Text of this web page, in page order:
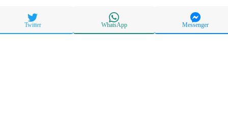
Messenger
WhatsApp
Twitter